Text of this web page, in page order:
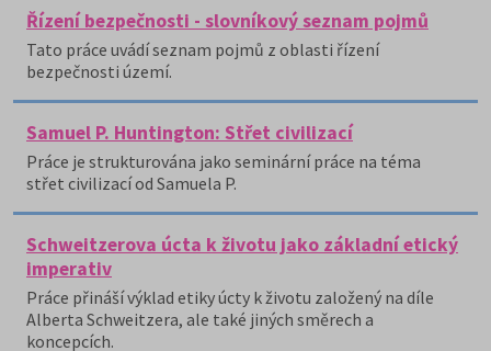
Řízení bezpečnosti - slovníkový seznam pojmů
Tato práce uvádí seznam pojmů z oblasti řízení
bezpečnosti území.
Samuel P. Huntington: Střet civilizací
Práce je strukturována jako seminární práce na téma
střet civilizací od Samuela P.
Schweitzerova úcta k životu jako základní etický
imperativ
Práce přináší výklad etiky úcty k životu založený na díle
Alberta Schweitzera, ale také jiných směrech a
koncepcích.